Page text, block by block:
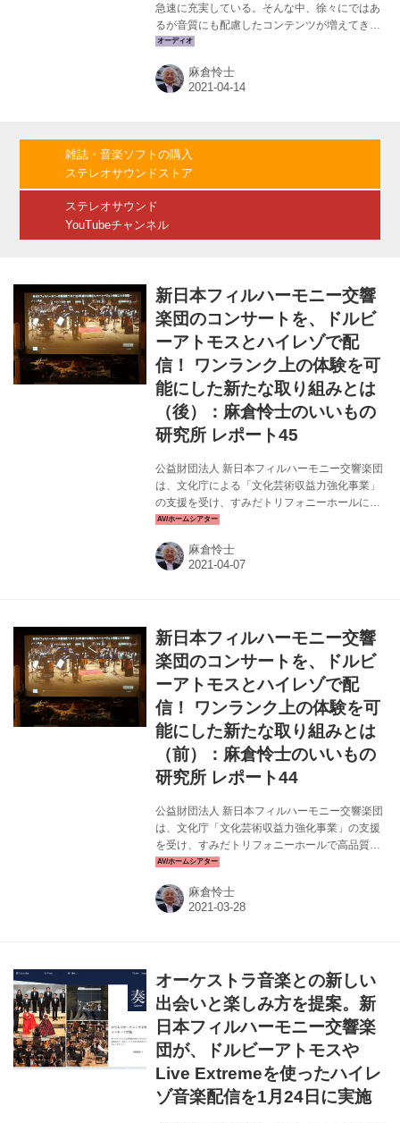
急速に充実している。そんな中、徐々にではあ
るが音質にも配慮したコンテンツが増えてきて
いるのは、オーディオファンにとって嬉しいこ
載で紹介した、新日本フィルハーモニー交響楽
団による取り組みだ。昨年11月の公演をマルチ
月14日の特別演奏会「愛と戦闘のバレンタイ
ン〜ふたりに贈るシンフォニー〜」（人数を制
麻倉怜士
雑誌・音楽ソフトの購入
ステレオサウンドストア
ステレオサウンド
YouTubeチャンネル
新日本フィルハーモニー交響
楽団のコンサートを、ドルビ
ーアトモスとハイレゾで配
信！ ワンランク上の体験を可
能にした新たな取り組みとは
（後）：麻倉怜士のいいもの
研究所 レポート45
公益財団法人 新日本フィルハーモニー交響楽団
は、文化庁による「文化芸術収益力強化事業」
の支援を受け、すみだトリフォニーホールにて
高品質に特化したふたつのシステムでコンサー
と96kHz/24ビット/2ch（Thumva）による配信
を行った（どちらも2月8日で配信終了）。 配信
モニー交響楽団とドルビージャパンのスタッ
フ、さらに録音を担当した深田 晃さんへのリモ
ートインタビューも実施している。高音質配信
に対し、それぞれの皆さ...
麻倉怜士
新日本フィルハーモニー交響
楽団のコンサートを、ドルビ
ーアトモスとハイレゾで配
信！ ワンランク上の体験を可
能にした新たな取り組みとは
（前）：麻倉怜士のいいもの
研究所 レポート44
公益財団法人 新日本フィルハーモニー交響楽団
は、文化庁「文化芸術収益力強化事業」の支援
を受け、すみだトリフォニーホールで高品質に
特化したコンサート収録を行った。具体的に
ャンネルで収録し、その素材を元にドルビーア
トモス音声と96kHz/24ビットの2ch音源を制
のだ（どちらも2月8日で配信終了）。 今回はふ
たつの配信コンテンツを麻倉怜士さんのシアタ
ールームで視聴し、それぞれのパフォーマンス
を確認している。さ...
麻倉怜士
オーケストラ音楽との新しい
出会いと楽しみ方を提案。新
日本フィルハーモニー交響楽
団が、ドルビーアトモスや
Live Extremeを使ったハイレ
ゾ音楽配信を1月24日に実施